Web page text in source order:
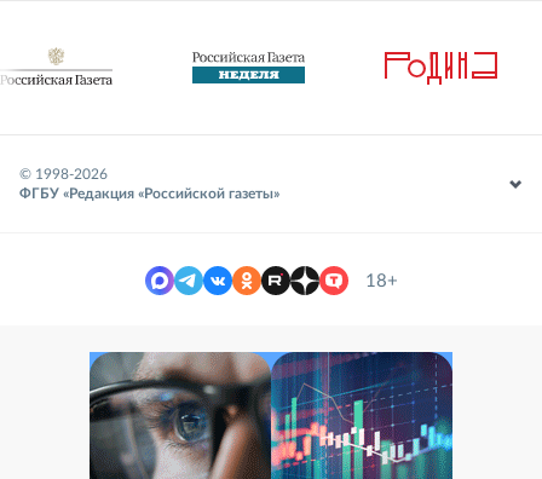
© 1998-2026
ФГБУ «Редакция «Российской газеты»
18+